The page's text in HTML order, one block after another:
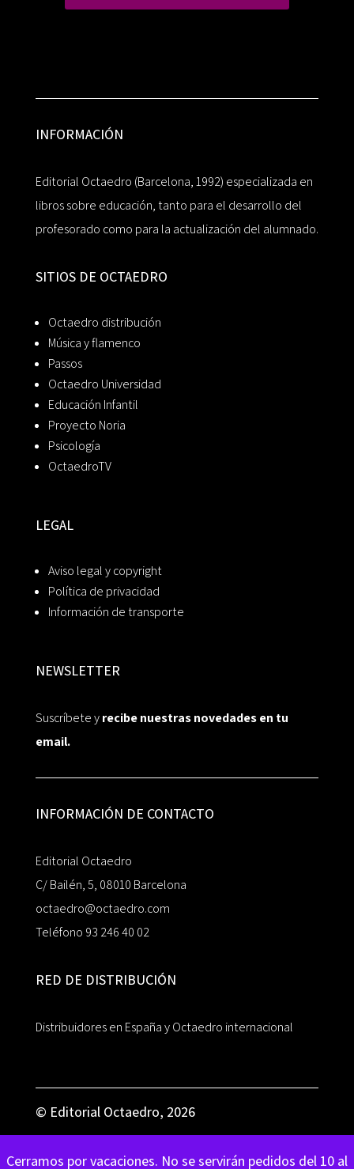
Cerramos por vacaciones. No se servirán pedidos del 10 al
INFORMACIÓN
Editorial Octaedro (Barcelona, 1992) especializada en
libros sobre educación, tanto para el desarrollo del
profesorado como para la actualización del alumnado.
SITIOS DE OCTAEDRO
Octaedro distribución
Música y flamenco
Passos
Octaedro Universidad
Educación Infantil
Proyecto Noria
Psicología
OctaedroTV
LEGAL
Aviso legal y copyright
Política de privacidad
Información de transporte
NEWSLETTER
Suscríbete yrecibe nuestras novedades en tu
email.
INFORMACIÓN DE CONTACTO
Editorial Octaedro
C/ Bailén, 5, 08010 Barcelona
octaedro@octaedro.com
Teléfono 93 246 40 02
RED DE DISTRIBUCIÓN
Distribuidores en España y Octaedro internacional
© Editorial Octaedro, 2026